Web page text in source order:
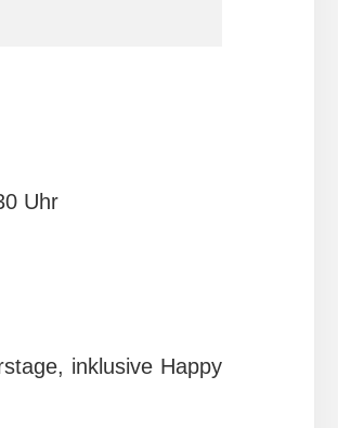
Uhr
inklusive Happy